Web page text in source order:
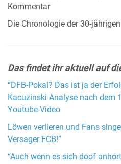
Kommentar
Die Chronologie der 30-
Das findet ihr aktuell auf
“DFB-Pokal? Das ist ja der
Kacuzinski-Analyse nach dem
Youtube-Video
Löwen verlieren und Fans
Versager FCB!”
“Auch wenn es sich doof